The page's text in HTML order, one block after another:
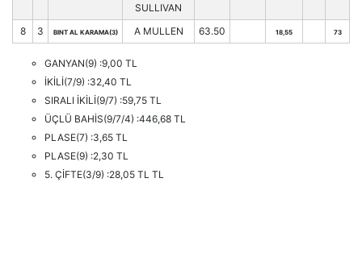
SULLIVAN
8 3 BINT AL KARAMA(3) A MULLEN 63.50 18,55 73
GANYAN(9) :9,00 TL
İKİLİ(7/9) :32,40 TL
SIRALI İKİLİ(9/7) :59,75 TL
ÜÇLÜ BAHİS(9/7/4) :446,68 TL
PLASE(7) :3,65 TL
PLASE(9) :2,30 TL
5. ÇİFTE(3/9) :28,05 TL TL